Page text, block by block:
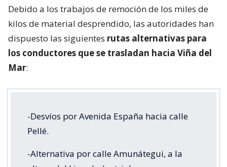
Debido a los trabajos de remoción de los miles de
kilos de material desprendido, las autoridades han
dispuesto las siguientes rutas alternativas para
los conductores que se trasladan hacia Viña del
Mar:
-Desvíos por Avenida España hacia calle
Pellé.
-Alternativa por calle Amunátegui, a la